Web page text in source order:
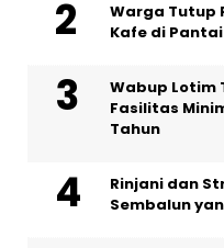
Warga Tutup
Kafe di
Wabup Lotim
Fasilitas
Tahun
Rinjani dan
Sembalun